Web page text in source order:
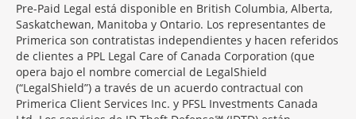
Pre-Paid Legal está disponible en British Columbia, Alberta,
Saskatchewan, Manitoba y Ontario. Los representantes de
Primerica son contratistas independientes y hacen referidos
de clientes a PPL Legal Care of Canada Corporation (que
opera bajo el nombre comercial de LegalShield
(“LegalShield”) a través de un acuerdo contractual con
Primerica Client Services Inc. y PFSL Investments Canada